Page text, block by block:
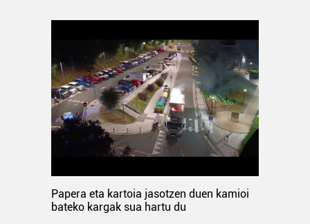
Papera eta kartoia jasotzen duen kamioi
bateko kargak sua hartu du